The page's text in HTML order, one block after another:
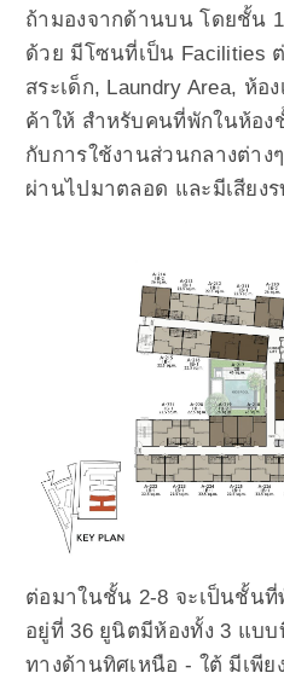
ถ้ามองจากด้านบน โดยชั้น
ด้วย มีโซนที่เป็น Facilities
สระเด็ก, Laundry Area, ห้
ค้าให้ สำหรับคนที่พักในห้อง
กับการใช้งานส่วนกลางต่า
ผ่านไปมาตลอด และมีเสียง
ต่อมาในชั้น 2-8 จะเป็นชั้นที่
อยู่ที่ 36 ยูนิตมีห้องทั้ง 3 แบ
ทางด้านทิศเหนือ - ใต้ มีเพีย